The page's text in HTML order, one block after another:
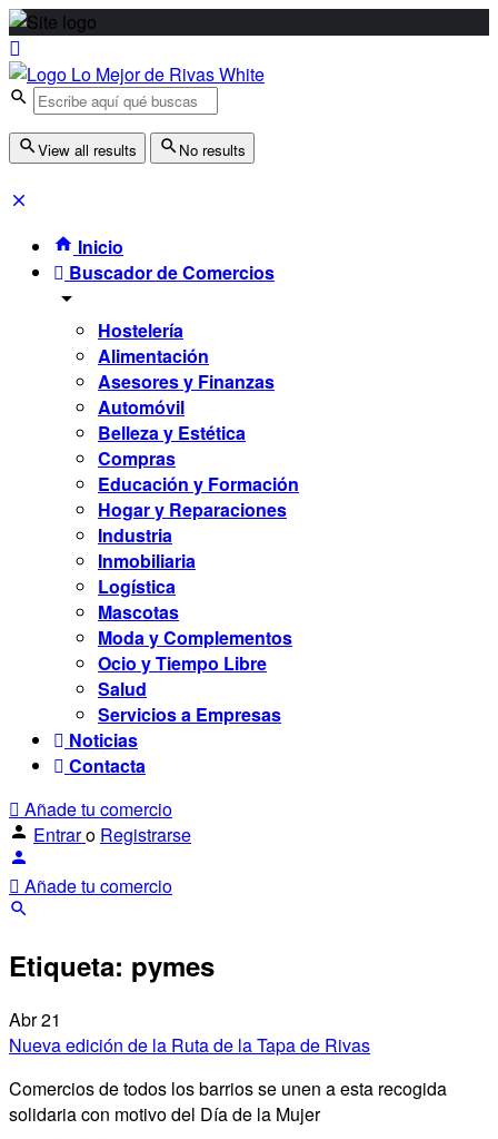
View all results No results
Inicio
Buscador de Comercios
Hostelería
Alimentación
Asesores y Finanzas
Automóvil
Belleza y Estética
Compras
Educación y Formación
Hogar y Reparaciones
Industria
Inmobiliaria
Logística
Mascotas
Moda y Complementos
Ocio y Tiempo Libre
Salud
Servicios a Empresas
Noticias
Contacta
Añade tu comercio
Entraro Registrarse
Añade tu comercio
Etiqueta: pymes
Abr21
Nueva edición de la Ruta de la Tapa de Rivas
Comercios de todos los barrios se unen a esta recogida
solidaria con motivo del Día de la Mujer